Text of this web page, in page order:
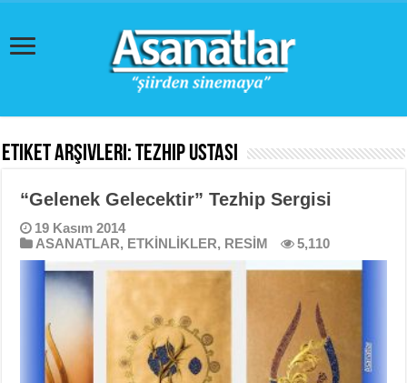
Etiket Arşivleri:tezhip ustası
“Gelenek Gelecektir” Tezhip Sergisi
19 Kasım 2014
ASANATLAR, ETKİNLİKLER, RESİM 5,110